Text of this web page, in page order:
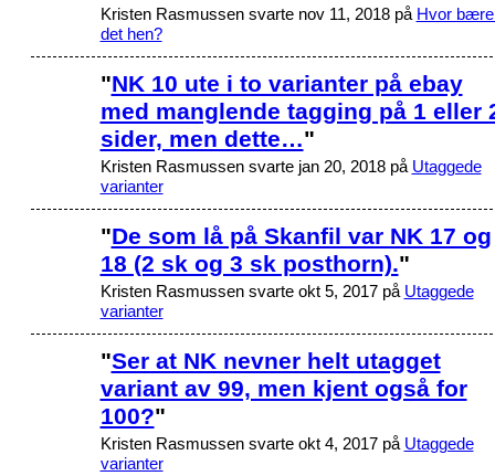
Kristen Rasmussen svarte nov 11, 2018 på Hvor
det hen?
"NK 10 ute i to varianter på ebay
med manglende tagging på 1 eller
sider, men dette…"
Kristen Rasmussen svarte jan 20, 2018 på Utaggede
varianter
"De som lå på Skanfil var NK 17 og
18 (2 sk og 3 sk posthorn)."
Kristen Rasmussen svarte okt 5, 2017 på Utaggede
varianter
"Ser at NK nevner helt utagget
variant av 99, men kjent også for
100?"
Kristen Rasmussen svarte okt 4, 2017 på Utaggede
varianter